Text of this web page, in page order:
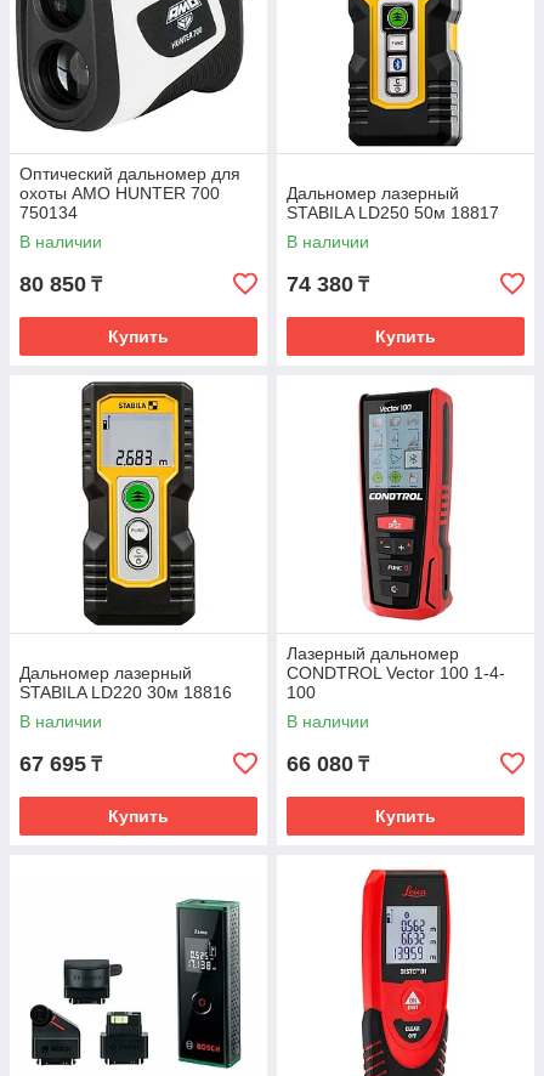
Оптический дальномер для
охоты AMO HUNTER 700
750134
В наличии
80 850 ₸
Купить
Дальномер лазерный
STABILA LD250 50м 18817
В наличии
74 380 ₸
Купить
Дальномер лазерный
STABILA LD220 30м 18816
В наличии
67 695 ₸
Купить
Лазерный дальномер
CONDTROL Vector 100 1-4-
100
В наличии
66 080 ₸
Купить